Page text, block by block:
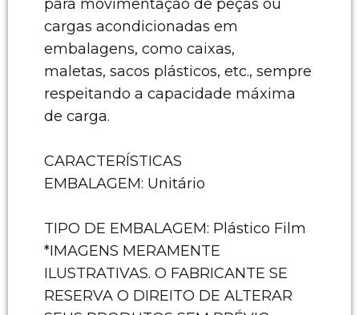
para movimentação de peças ou
cargas acondicionadas em
embalagens, como caixas,
maletas, sacos plásticos, etc., sempre
respeitando a capacidade máxima
de carga.
CARACTERÍSTICAS
EMBALAGEM: Unitário
TIPO DE EMBALAGEM: Plástico Film
*IMAGENS MERAMENTE
ILUSTRATIVAS. O FABRICANTE SE
RESERVA O DIREITO DE ALTERAR